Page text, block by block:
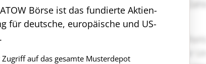
Börse ist das fundierte Aktien-
für deutsche, europäische und US-
auf das gesamte Musterdepot